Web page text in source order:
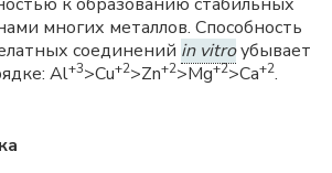
многих металлов. Способность
соединений in vitroубывает
Al+3>Cu+2>Zn+2>Mg+2>Ca+2.